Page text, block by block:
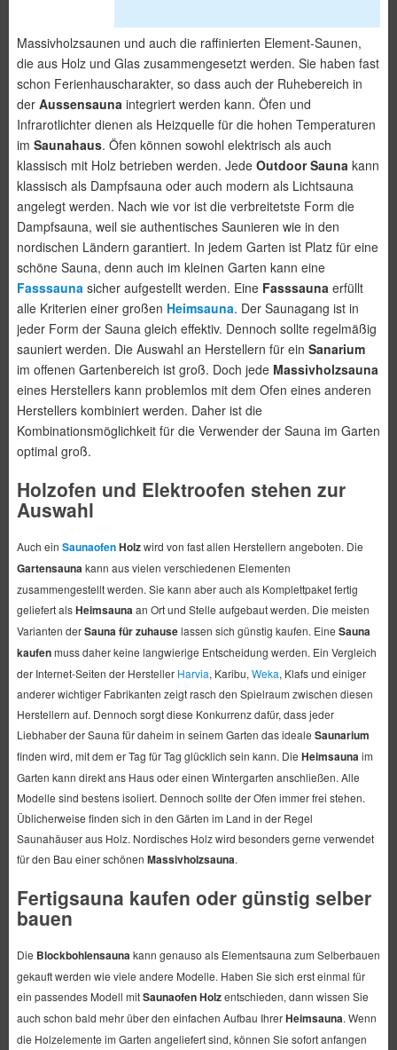
Massivholzsaunen und auch die raffinierten Element-Saunen,
die aus Holz und Glas zusammengesetzt werden. Sie haben fast
schon Ferienhauscharakter, so dass auch der Ruhebereich in
der Aussensaunaintegriert werden kann. Öfen und
Infrarotlichter dienen als Heizquelle für die hohen Temperaturen
im Saunahaus. Öfen können sowohl elektrisch als auch
klassisch mit Holz betrieben werden. Jede Outdoor Saunakann
klassisch als Dampfsauna oder auch modern als Lichtsauna
angelegt werden. Nach wie vor ist die verbreitetste Form die
Dampfsauna, weil sie authentisches Saunieren wie in den
nordischen Ländern garantiert. In jedem Garten ist Platz für eine
schöne Sauna, denn auch im kleinen Garten kann eine
Fasssaunasicher aufgestellt werden. Eine Fasssaunaerfüllt
alle Kriterien einer großen Heimsauna. Der Saunagang ist in
jeder Form der Sauna gleich effektiv. Dennoch sollte regelmäßig
sauniert werden. Die Auswahl an Herstellern für ein Sanarium
im offenen Gartenbereich ist groß. Doch jede Massivholzsauna
eines Herstellers kann problemlos mit dem Ofen eines anderen
Herstellers kombiniert werden. Daher ist die
Kombinationsmöglichkeit für die Verwender der Sauna im Garten
optimal groß.
Holzofen und Elektroofen stehen zur
Auswahl
Auch ein SaunaofenHolzwird von fast allen Herstellern angeboten. Die
Gartensauna kann aus vielen verschiedenen Elementen
zusammengestellt werden. Sie kann aber auch als Komplettpaket fertig
geliefert alsHeimsauna an Ort und Stelle aufgebaut werden. Die meisten
Varianten derSauna für zuhauselassen sich günstig kaufen. Eine Sauna
kaufenmuss daher keine langwierige Entscheidung werden. Ein Vergleich
der Internet-Seiten der Hersteller Harvia, Karibu, Weka, Klafs und einiger
anderer wichtiger Fabrikanten zeigt rasch den Spielraum zwischen diesen
Herstellern auf. Dennoch sorgt diese Konkurrenz dafür, dass jeder
Liebhaber der Sauna für daheim in seinem Garten das ideale Saunarium
finden wird, mit dem er Tag für Tag glücklich sein kann. Die Heimsauna im
Garten kann direkt ans Haus oder einen Wintergarten anschließen. Alle
Modelle sind bestens isoliert. Dennoch sollte der Ofen immer frei stehen.
Üblicherweise finden sich in den Gärten im Land in der Regel
Saunahäuser aus Holz. Nordisches Holz wird besonders gerne verwendet
für den Bau einer schönen Massivholzsauna.
Fertigsauna kaufen oder günstig selber
bauen
Die Blockbohlensauna kann genauso als Elementsauna zum Selberbauen
gekauft werden wie viele andere Modelle. Haben Sie sich erst einmal für
ein passendes Modell mitSaunaofen Holzentschieden, dann wissen Sie
auch schon bald mehr über den einfachen Aufbau IhrerHeimsauna. Wenn
die Holzelemente im Garten angeliefert sind, können Sie sofort anfangen